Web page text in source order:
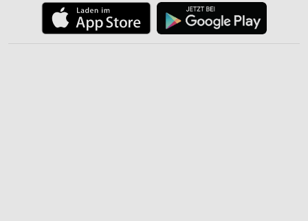
Wir nutzen Ihre Daten für folgende Zwecke:
IAB-Verarbeitungszwecke: